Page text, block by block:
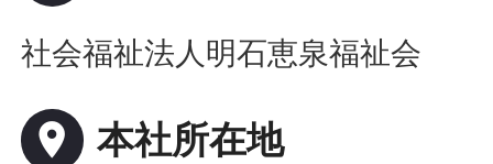
社会福祉法人明石恵泉福祉会
place 本社所在地